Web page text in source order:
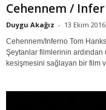
Cehennem /
Duygu Akağız - 13 Ekim 2016
Cehennem/Inferno Tom
Şeytanlar filmlerinin
kesişmesini sağlayan bir film